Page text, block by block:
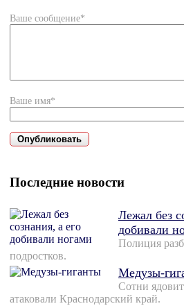
Ваше сообщение*
Ваше имя*
Последние новости
Лежал без
добивали
Полиция
подростков.
Медузы-
Сотни
атаковали Краснодарский край.